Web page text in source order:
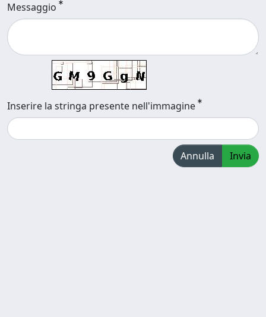
Messaggio
Inserire la stringa presente nell'immagine
Annulla Invia